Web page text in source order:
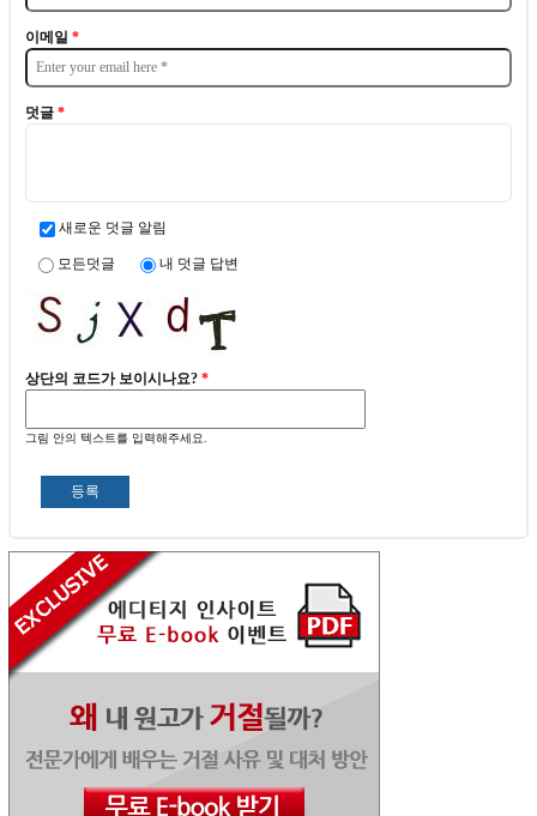
이메일 *
덧글 *
새로운 덧글 알림
모든덧글 내 덧글 답변
상단의 코드가 보이시나요? *
그림 안의 텍스트를 입력해주세요.